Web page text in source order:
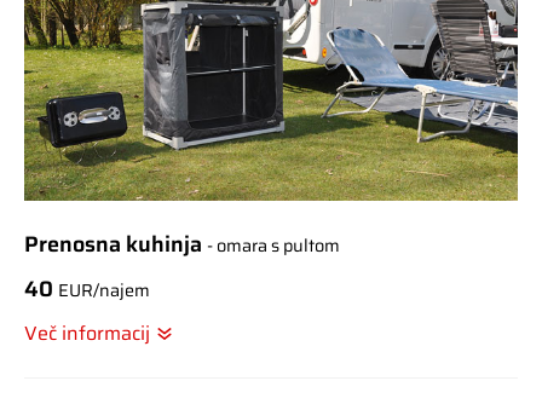
Prenosna kuhinja - omara s pultom
40 EUR/najem
Več informacij